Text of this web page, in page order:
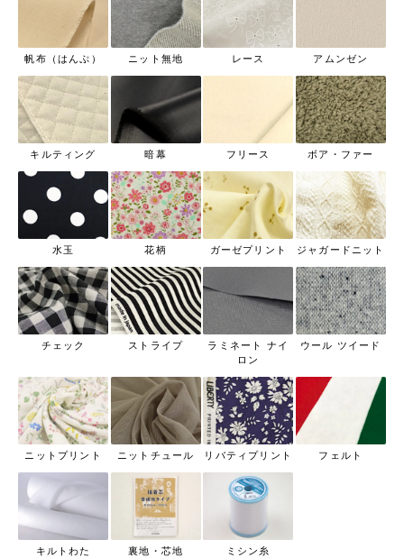
帆布（はんぷ） ニット無地 レース アムンゼン
キルティング 暗幕 フリース ボア・ファー
水玉 花柄 ガーゼプリント ジャガードニット
チェック ストライプ
ラミネート ナイ
ロン
ウール ツイード
ニットプリント ニットチュール リバティプリント フェルト
キルトわた 裏地・芯地 ミシン糸